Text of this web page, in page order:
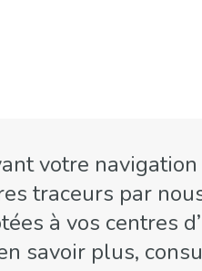
votre
traceurs par
à vos centres
savoir plus,